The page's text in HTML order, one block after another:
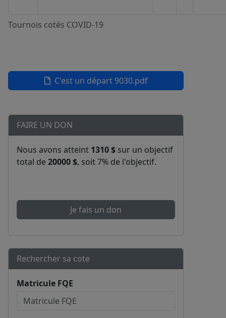
Tournois cotés COVID-19
C'est un départ 9030.pdf
FAIRE UN DON
Nous avons atteint 1310 $ sur un objectif
total de 20000 $, soit 7% de l'objectif.
Je fais un don
Rechercher sa cote
Matricule FQE